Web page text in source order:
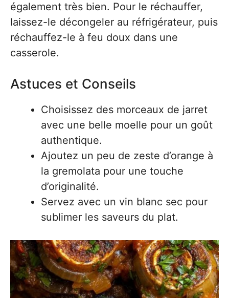
également très bien. Pour le réchauffer,
laissez-le décongeler au réfrigérateur, puis
réchauffez-le à feu doux dans une
casserole.
Astuces et Conseils
Choisissez des morceaux de jarret
avec une belle moelle pour un goût
authentique.
Ajoutez un peu de zeste d’orange à
la gremolata pour une touche
d’originalité.
Servez avec un vin blanc sec pour
sublimer les saveurs du plat.